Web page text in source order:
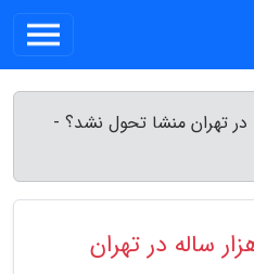
7هزار ساله در تهران منشا تحول نشد؟ -
کشف اسکلت 7هزار ساله در تهران